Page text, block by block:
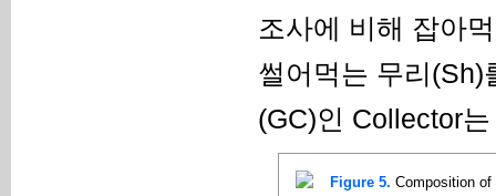
조사에 비해 잡아
썰어먹는 무리(Sh)
(GC)인 Collector
Figure 5. Composition